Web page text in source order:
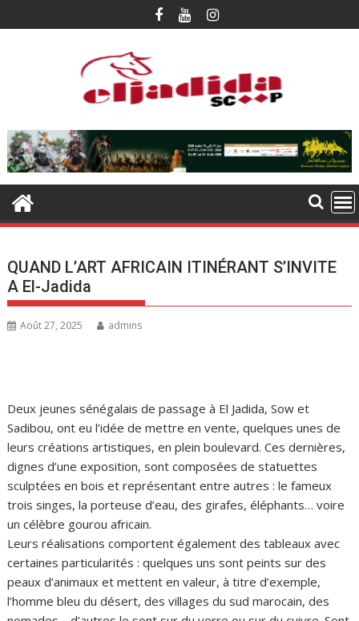
to
QUAND L’ART AFRICAIN ITINÉRANT S’INVITE
A El-Jadida
Août 27, 2025 admins
Deux jeunes sénégalais de passage à El Jadida, Sow et
Sadibou, ont eu l’idée de mettre en vente, quelques unes de
leurs créations artistiques, en plein boulevard. Ces dernières,
dignes d’une exposition, sont composées de statuettes
sculptées en bois et représentant entre autres : le fameux
trois singes, la porteuse d’eau, des girafes, éléphants… voire
un célèbre gourou africain.
Leurs réalisations comportent également des tableaux avec
certaines particularités : quelques uns sont peints sur des
peaux d’animaux et mettent en valeur, à titre d’exemple,
l’homme bleu du désert, des villages du sud marocain, des